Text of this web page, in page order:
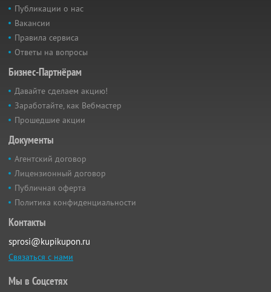
Публикации о нас
Вакансии
Правила сервиса
Ответы на вопросы
Бизнес-Партнёрам
Давайте сделаем акцию!
Заработайте, как Вебмастер
Прошедшие акции
Документы
Агентский договор
Лицензионный договор
Публичная оферта
Политика конфиденциальности
Контакты
sprosi@kupikupon.ru
Связаться с нами
Мы в Соцсетях